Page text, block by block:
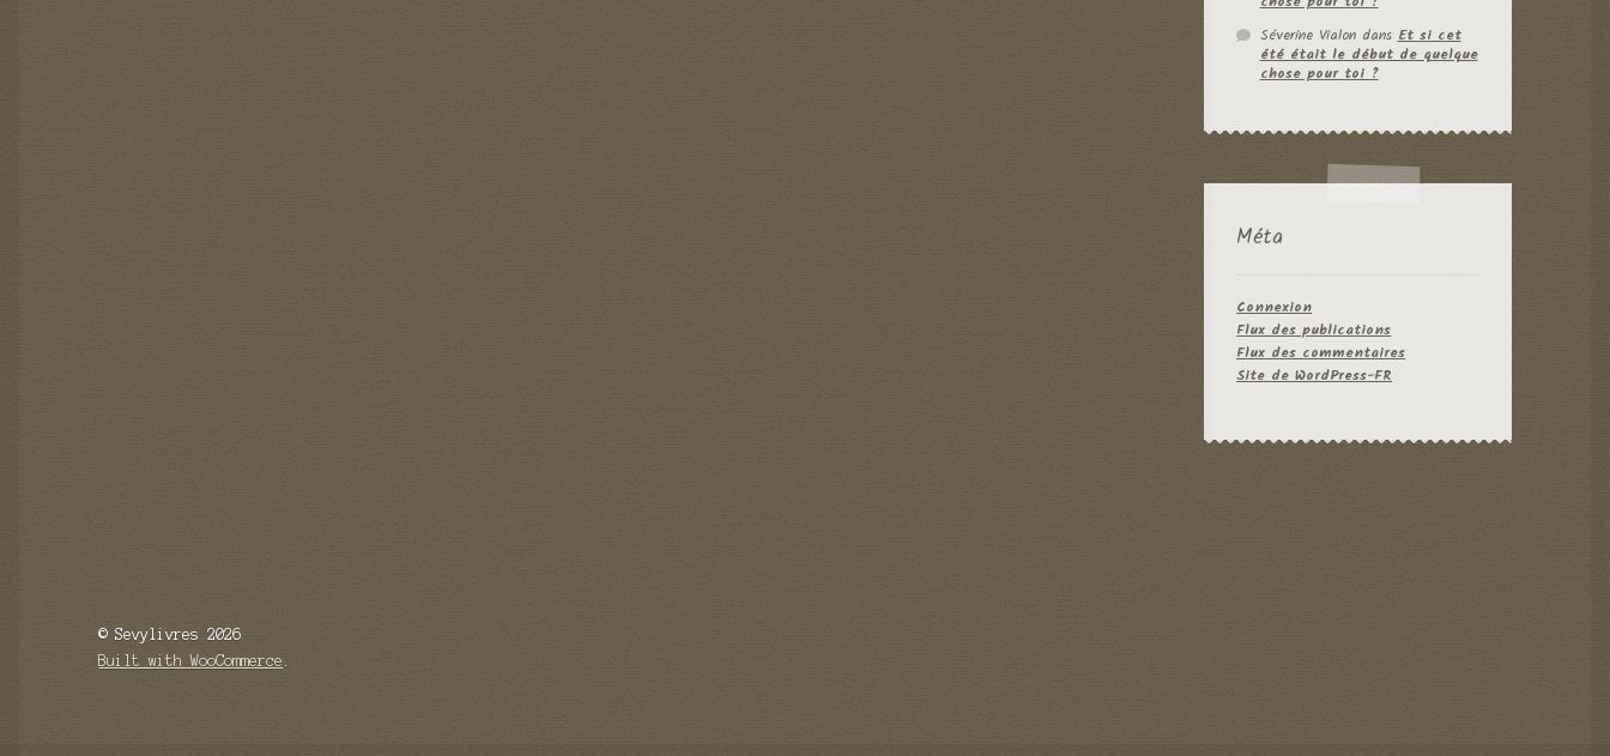
Séverine VialondansEt si cet
été était le début de quelque
chose pour toi ?
Méta
Connexion
Flux des publications
Flux des commentaires
Site de WordPress-FR
© Sevylivres 2026
Built with WooCommerce